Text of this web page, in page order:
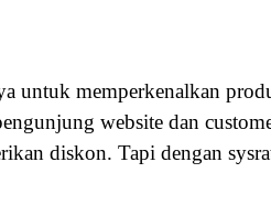
untuk memperkenalkan
website dan
diskon. Tapi dengan